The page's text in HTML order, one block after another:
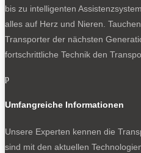
Nissan Vanette, Kompakt-
NEWSLETTER
bis zu intelligenten
alles auf Herz und Nieren.
Transporter der nächsten
fortschrittliche Technik den
p
Umfangreiche Informationen
Unsere Experten kennen die
sind mit den aktuellen